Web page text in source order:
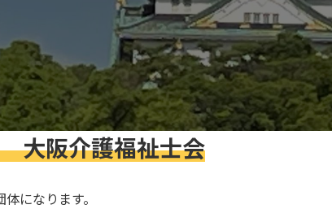
大阪介護福祉士会
になります。